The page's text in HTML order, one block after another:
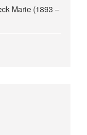
Marie (1893 –